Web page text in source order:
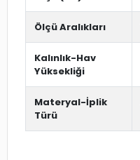
Ölçü Aralıkları
Kalınlık-Hav
Yüksekliği
Materyal-İplik
Türü